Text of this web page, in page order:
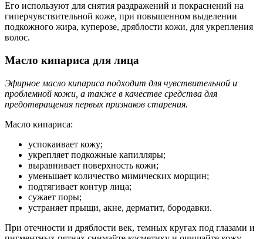
Его используют для снятия раздражений и покраснений на
гиперчувствительной коже, при повышенном выделении
подкожного жира, куперозе, дряблости кожи, для укрепления
волос.
Масло кипариса для лица
Эфирное масло кипариса подходит для чувствительной и
проблемной кожи, а также в качестве средства для
предотвращения первых признаков старения.
Масло кипариса:
успокаивает кожу;
укрепляет подкожные капилляры;
выравнивает поверхность кожи;
уменьшает количество мимических морщин;
подтягивает контур лица;
сужает поры;
устраняет прыщи, акне, дерматит, бородавки.
При отечности и дряблости век, темных кругах под глазами и